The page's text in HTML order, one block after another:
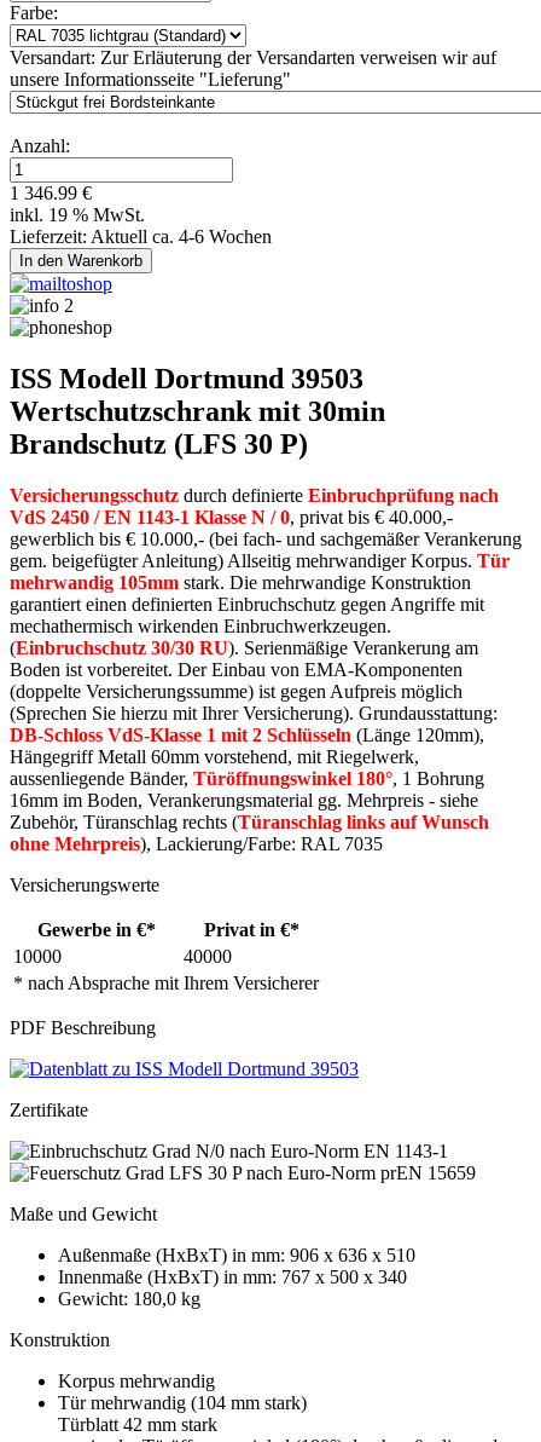
Farbe:
Versandart: Zur Erläuterung der Versandarten verweisen wir auf
unsere Informationsseite "Lieferung"
Anzahl:
1 346.99 €
inkl. 19 % MwSt.
Lieferzeit: Aktuell ca. 4-6 Wochen
ISS Modell Dortmund 39503
Wertschutzschrank mit 30min
Brandschutz (LFS 30 P)
Versicherungsschutz durch definierte Einbruchprüfung nach
VdS 2450 / EN 1143-1 Klasse N / 0, privat bis € 40.000,-
gewerblich bis € 10.000,- (bei fach- und sachgemäßer Verankerung
gem. beigefügter Anleitung) Allseitig mehrwandiger Korpus. Tür
mehrwandig 105mm stark. Die mehrwandige Konstruktion
garantiert einen definierten Einbruchschutz gegen Angriffe mit
mechathermisch wirkenden Einbruchwerkzeugen.
(Einbruchschutz 30/30 RU). Serienmäßige Verankerung am
Boden ist vorbereitet. Der Einbau von EMA-Komponenten
(doppelte Versicherungssumme) ist gegen Aufpreis möglich
(Sprechen Sie hierzu mit Ihrer Versicherung). Grundausstattung:
DB-Schloss VdS-Klasse 1 mit 2 Schlüsseln (Länge 120mm),
Hängegriff Metall 60mm vorstehend, mit Riegelwerk,
aussenliegende Bänder, Türöffnungswinkel 180°, 1 Bohrung
16mm im Boden, Verankerungsmaterial gg. Mehrpreis - siehe
Zubehör, Türanschlag rechts (Türanschlag links auf Wunsch
ohne Mehrpreis), Lackierung/Farbe: RAL 7035
Versicherungswerte
Gewerbe in €* Privat in €*
* nach Absprache mit Ihrem Versicherer
10000 40000
PDF Beschreibung
Zertifikate
Maße und Gewicht
Außenmaße (HxBxT) in mm: 906 x 636 x 510
Innenmaße (HxBxT) in mm: 767 x 500 x 340
Gewicht: 180,0 kg
Konstruktion
Korpus mehrwandig
Tür mehrwandig (104 mm stark)
Türblatt 42 mm stark